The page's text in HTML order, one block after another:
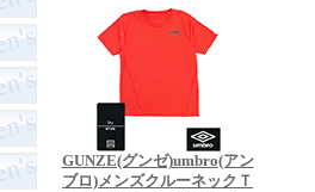
GUNZE(グンゼ)umbro(アン
ブロ)メンズクルーネックＴ